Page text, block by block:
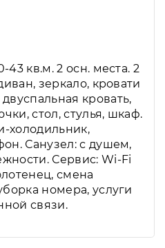
кв.м. 2 осн. места. 2
зеркало, кровати
кровать,
стол, стулья, шкаф.
холодильник,
Санузел: с душем,
Сервис: Wi-Fi
смена
номера, услуги
связи.